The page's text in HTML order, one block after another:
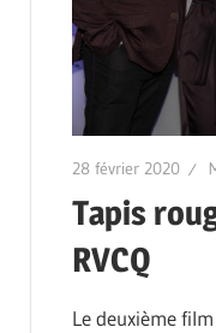
28 février 2020
Tapis
RVCQ
Le deuxième